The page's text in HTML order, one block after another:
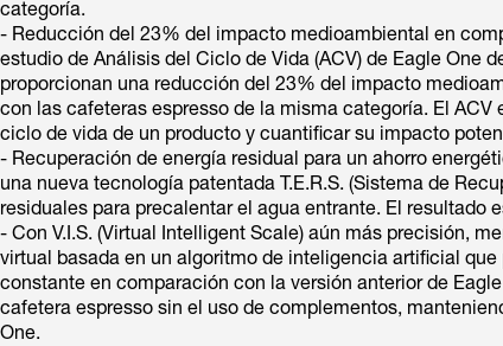
categoría.
- Reducción del 23% del impacto medioambiental en
estudio de Análisis del Ciclo de Vida (ACV) de Eagle One
proporcionan una reducción del 23% del impacto
con las cafeteras espresso de la misma categoría. El
ciclo de vida de un producto y cuantificar su impacto
- Recuperación de energía residual para un ahorro
una nueva tecnología patentada T.E.R.S. (Sistema de
residuales para precalentar el agua entrante. El resultado
- Con V.I.S. (Virtual Intelligent Scale) aún más precisión,
virtual basada en un algoritmo de inteligencia artificial
constante en comparación con la versión anterior de
cafetera espresso sin el uso de complementos,
One.